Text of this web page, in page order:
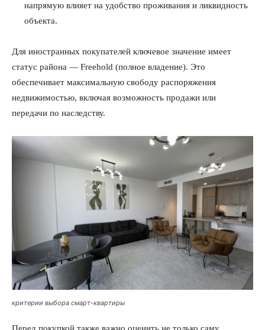
напрямую влияет на удобство проживания и ликвидность
объекта.
Для иностранных покупателей ключевое значение имеет
статус района — Freehold (полное владение). Это
обеспечивает максимальную свободу распоряжения
недвижимостью, включая возможность продажи или
передачи по наследству.
критерии выбора смарт-квартиры
Перед покупкой также важно оценить не только саму